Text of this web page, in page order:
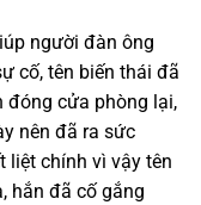
người đàn ông
cố, tên biến thái đã
đóng cửa phòng lại,
nên đã ra sức
liệt chính vì vậy tên
hắn đã cố gắng